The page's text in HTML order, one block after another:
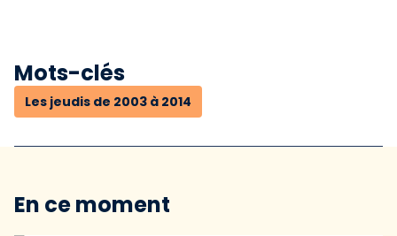
Mots-clés
Les jeudis de 2003 à 2014
En ce moment